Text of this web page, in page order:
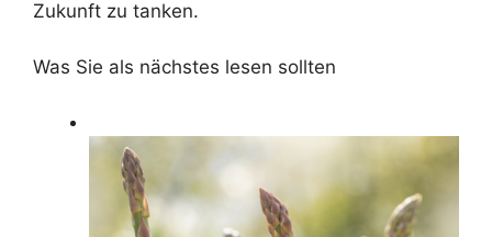
Zukunft zu tanken.
Was Sie als nächstes lesen sollten